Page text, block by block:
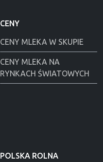
CENY
CENY MLEKA W SKUPIE
CENY MLEKA NA
RYNKACH ŚWIATOWYCH
POLSKA ROLNA